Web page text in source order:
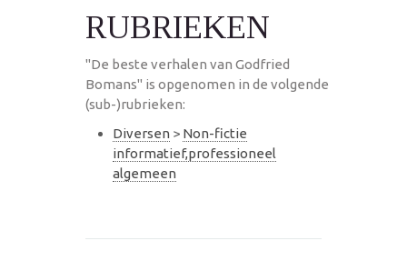
RUBRIEKEN
"De beste verhalen van Godfried
Bomans" is opgenomen in de volgende
(sub-)rubrieken:
Diversen > Non-fictie
informatief,professioneel
algemeen